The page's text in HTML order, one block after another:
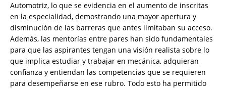
Automotriz, lo que se evidencia en el aumento de inscritas
en la especialidad, demostrando una mayor apertura y
disminución de las barreras que antes limitaban su acceso.
Además, las mentorías entre pares han sido fundamentales
para que las aspirantes tengan una visión realista sobre lo
que implica estudiar y trabajar en mecánica, adquieran
confianza y entiendan las competencias que se requieren
para desempeñarse en ese rubro. Todo esto ha permitido